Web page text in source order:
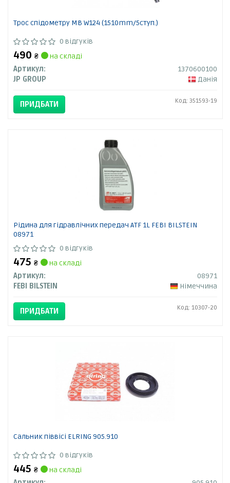
Трос спідометру MB W124 (1510mm/5ступ.)
0 відгуків
490 ₴
на складі
Артикул:
1370600100
JP GROUP
Данія
ПРИДБАТИ Код: 351593-19
Рідина для гідравлічних передач ATF 1L FEBI BILSTEIN
08971
0 відгуків
475 ₴
на складі
Артикул:
08971
FEBI BILSTEIN
Німеччина
ПРИДБАТИ Код: 10307-20
Сальник піввісі ELRING 905.910
0 відгуків
445 ₴
на складі